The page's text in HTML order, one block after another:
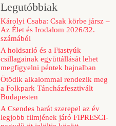
Legutóbbiak
Károlyi Csaba: Csak körbe jársz –
Az Élet és Irodalom 2026/32.
számából
A holdsarló és a Fiastyúk
csillagainak együttállását lehet
megfigyelni péntek hajnalban
Ötödik alkalommal rendezik meg
a Folkpark Táncházfesztivált
Budapesten
A Csendes barát szerepel az év
legjobb filmjének járó FIPRESCI-